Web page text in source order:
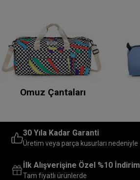
Omuz Çantaları
30 Yıla Kadar Garanti
Üretim veya parça kusurları nedeniyle
İlk Alışverişine Özel %10 İndirim
Tam fiyatlı ürünlerde